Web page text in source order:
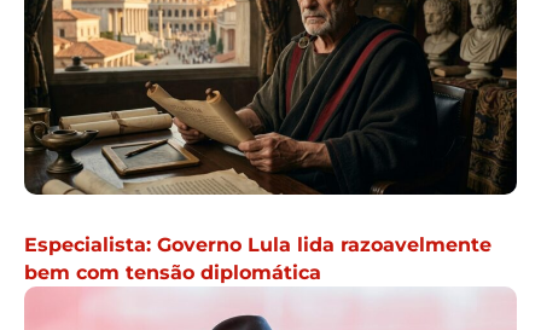
Especialista: Governo Lula lida razoavelmente
bem com tensão diplomática